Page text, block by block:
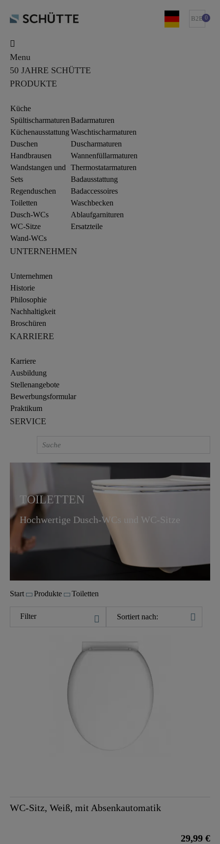
B2B 0
Menu
50 JAHRE SCHÜTTE
PRODUKTE
Küche
Spültischarmaturen
Küchenausstattung
Duschen
Handbrausen
Wandstangen und
Sets
Regenduschen
Toiletten
Dusch-WCs
WC-Sitze
Wand-WCs
Badarmaturen
Waschtischarmaturen
Duscharmaturen
Wannenfüllarmaturen
Thermostatarmaturen
Badausstattung
Badaccessoires
Waschbecken
Ablaufgarnituren
Ersatzteile
UNTERNEHMEN
Unternehmen
Historie
Philosophie
Nachhaltigkeit
Broschüren
KARRIERE
Karriere
Ausbildung
Stellenangebote
Bewerbungsformular
Praktikum
SERVICE
TOILETTEN
Hochwertige Dusch-WCs und WC-Sitze
Start Produkte Toiletten
Filter Sortiert nach:
WC-Sitz, Weiß, mit Absenkautomatik
29,99 €